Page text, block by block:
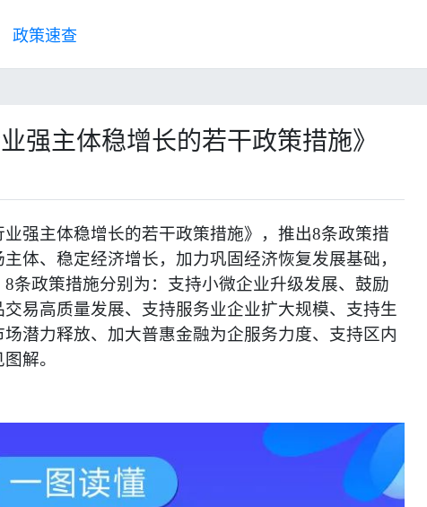
政策速查
强主体稳增长的若干政策措施》
强主体稳增长的若干政策措施》，推出8条政策措
体、稳定经济增长，加力巩固经济恢复发展基础，
条政策措施分别为：支持小微企业升级发展、鼓励
易高质量发展、支持服务业企业扩大规模、支持生
潜力释放、加大普惠金融为企服务力度、支持区内
解。